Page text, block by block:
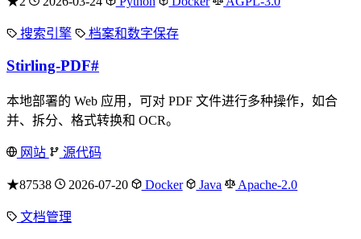
搜索引擎 档案和数字保存
Stirling-PDF#
本地部署的 Web 应用，可对 PDF 文件进行多种操作，如合
并、拆分、格式转换和 OCR。
网站 源代码
★87538 2026-07-20 Docker Java Apache-2.0
文档管理